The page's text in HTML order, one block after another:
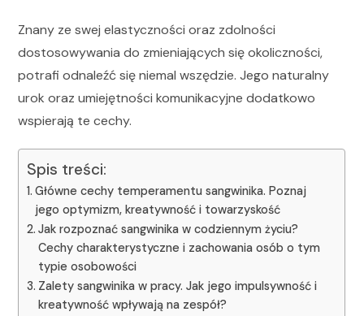
Znany ze swej elastyczności oraz zdolności
dostosowywania do zmieniających się okoliczności,
potrafi odnaleźć się niemal wszędzie. Jego naturalny
urok oraz umiejętności komunikacyjne dodatkowo
wspierają te cechy.
Spis treści:
Główne cechy temperamentu sangwinika. Poznaj
jego optymizm, kreatywność i towarzyskość
Jak rozpoznać sangwinika w codziennym życiu?
Cechy charakterystyczne i zachowania osób o tym
typie osobowości
Zalety sangwinika w pracy. Jak jego impulsywność i
kreatywność wpływają na zespół?